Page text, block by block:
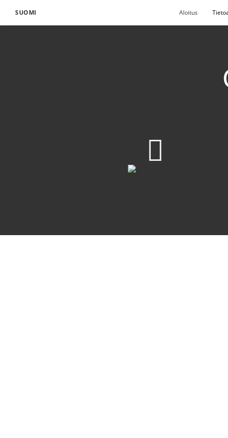
SUOMI Aloitus